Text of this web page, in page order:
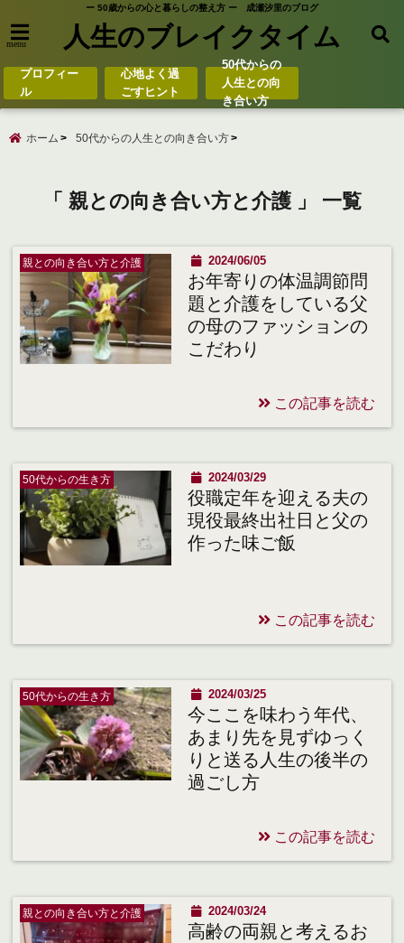
ー 50歳からの心と暮らしの整え方 ー 成瀬汐里のブログ
menu 人生のブレイクタイム
プロフィー
ル
心地よく過
ごすヒント
50代からの
人生との向
き合い方
ホーム 50代からの人生との向き合い方
「 親との向き合い方と介護 」 一覧
親との向き合い方と介護 2024/06/05
お年寄りの体温調節問
題と介護をしている父
の母のファッションの
こだわり
この記事を読む
50代からの生き方 2024/03/29
役職定年を迎える夫の
現役最終出社日と父の
作った味ご飯
この記事を読む
50代からの生き方 2024/03/25
今ここを味わう年代、
あまり先を見ずゆっく
りと送る人生の後半の
過ごし方
この記事を読む
親との向き合い方と介護 2024/03/24
高齢の両親と考えるお